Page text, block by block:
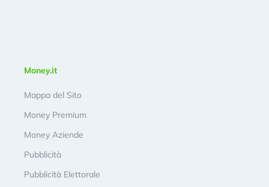
Money.it
Mappa del Sito
Money Premium
Money Aziende
Pubblicità
Pubblicità Elettorale